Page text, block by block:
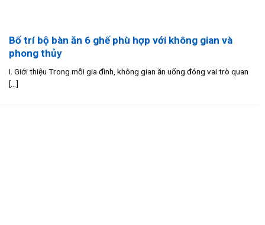
Bố trí bộ bàn ăn 6 ghế phù hợp với không gian và
phong thủy
I. Giới thiệu Trong mỗi gia đình, không gian ăn uống đóng vai trò quan
[...]